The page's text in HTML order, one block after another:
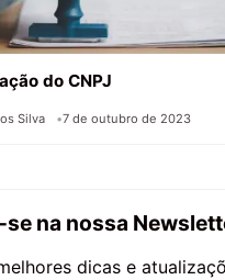
do CNPJ
Silva 7 de outubro de 2023
na nossa
dicas e